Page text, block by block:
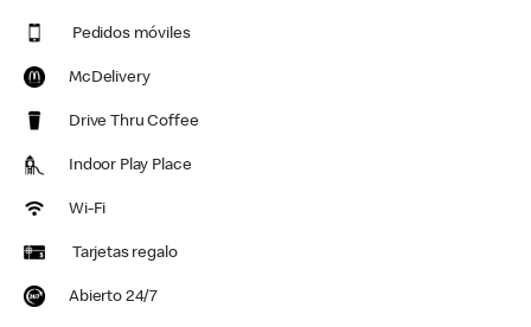
Pedidos móviles
McDelivery
Drive Thru Coffee
Indoor Play Place
Wi-Fi
Tarjetas regalo
Abierto 24/7